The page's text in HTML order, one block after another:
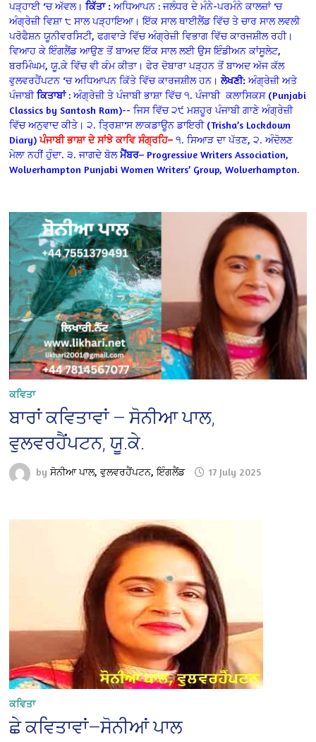
ਪੜ੍ਹਾਈ ‘ਚ ਅੱਵਲ। ਕਿੱਤਾ : ਅਧਿਆਪਨ : ਜਲੰਧਰ ਦੇ ਮੰਨੇ-ਪਰਮੰਨੇ ਕਾਲਜ਼ਾਂ 'ਚ
ਅੰਗ੍ਰੇਜ਼ੀ ਵਿਸ਼ਾ ੮ ਸਾਲ ਪੜ੍ਹਾਇਆ। ਇੱਕ ਸਾਲ ਥਾਈਲੈਂਡ ਵਿੱਚ ਤੇ ਚਾਰ ਸਾਲ ਲਵਲੀ
ਪਰੋਫੈਸ਼ਨ ਯੂਨੀਵਰਸਿਟੀ, ਫਗਵਾੜੇ ਵਿੱਚ ਅੰਗ੍ਰੇਜ਼ੀ ਵਿਭਾਗ ਵਿੱਚ ਕਾਰਜਸ਼ੀਲ ਰਹੀ।
ਵਿਆਹ ਕੇ ਇੰਗਲੈਂਡ ਆਉਣ ਤੋਂ ਬਾਅਦ ਇੱਕ ਸਾਲ ਲਈ ਉਸ ਇੰਡੀਅਨ ਕਾਂਸੂਲੇਟ,
ਬਰਮਿੰਘਮ, ਯੂ.ਕੇ ਵਿੱਚ ਵੀ ਕੰਮ ਕੀਤਾ। ਫੇਰ ਦੋਬਾਰਾ ਪੜ੍ਹਨ ਤੋਂ ਬਾਅਦ ਅੱਜ ਕੱਲ
ਵੁਲਵਰਹੈਂਪਟਨ ‘ਚ ਅਧਿਆਪਨ ਕਿੱਤੇ ਵਿੱਚ ਕਾਰਜਸ਼ੀਲ ਹਨ। ਲੇਖਣੀ: ਅੰਗ੍ਰੇਜ਼ੀ ਅਤੇ
ਪੰਜਾਬੀ ਕਿਤਾਬਾਂ: ਅੰਗ੍ਰੇਜ਼ੀ ਤੇ ਪੰਜਾਬੀ ਭਾਸ਼ਾ ਵਿੱਚ ੧. ਪੰਜਾਬੀ ਕਲਾਸਿਕਸ (Punjabi
Classics by Santosh Ram)-- ਜਿਸ ਵਿੱਚ ੨੯ ਮਸ਼ਹੂਰ ਪੰਜਾਬੀ ਗਾਣੇ ਅੰਗ੍ਰੇਜ਼ੀ
ਵਿੱਚ ਅਨੁਵਾਦ ਕੀਤੇ। ੨. ਤ੍ਰਿਸ਼ਾ'ਸ ਲਾਕਡਾਊਨ ਡਾਇਰੀ (Trisha’s Lockdown
Diary) ਪੰਜਾਬੀ ਭਾਸ਼ਾ ਦੇ ਸਾਂਝੇ ਕਾਵਿ ਸੰਗ੍ਰਹਿ– ੧. ਸਿਆੜ ਦਾ ਪੱਤਣ, ੨. ਅੰਦੋਲਣ
ਮੇਲਾ ਨਹੀਂ ਹੁੰਦਾ. ੩. ਜਾਗਦੇ ਬੋਲ ਮੈਂਬਰ– Progressive Writers Association,
Wolverhampton Punjabi Women Writers’ Group, Wolverhampton.
ਕਵਿਤਾ
ਬਾਰਾਂ ਕਵਿਤਾਵਾਂ — ਸੋਨੀਆ ਪਾਲ,
ਵੁਲਵਰਹੈਂਪਟਨ, ਯੂ.ਕੇ.
byਸੋਨੀਆ ਪਾਲ, ਵੁਲਵਰਹੈਂਪਟਨ, ਇੰਗਲੈਂਡ 17 July 2025
ਕਵਿਤਾ
ਛੇ ਕਵਿਤਾਵਾਂ—ਸੋਨੀਆਂ ਪਾਲ